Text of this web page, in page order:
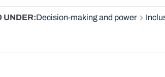
UNDER Decision-making and power